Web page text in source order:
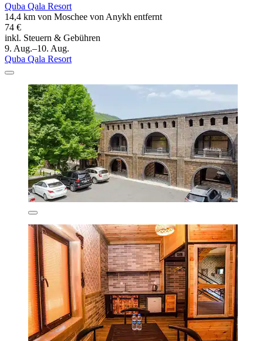
Quba Qala Resort
14,4 km von Moschee von Anykh entfernt
74 €
inkl. Steuern & Gebühren
9. Aug.–10. Aug.
Quba Qala Resort